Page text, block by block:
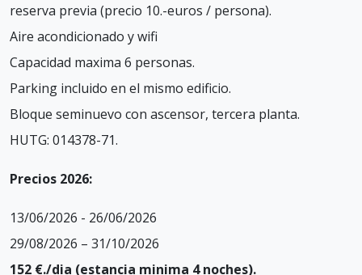
reserva previa (precio 10.-euros / persona).
Aire acondicionado y wifi
Capacidad maxima 6 personas.
Parking incluido en el mismo edificio.
Bloque seminuevo con ascensor, tercera planta.
HUTG: 014378-71.
Precios 2026:
13/06/2026 - 26/06/2026
29/08/2026 – 31/10/2026
152 €./dia (estancia minima 4 noches).